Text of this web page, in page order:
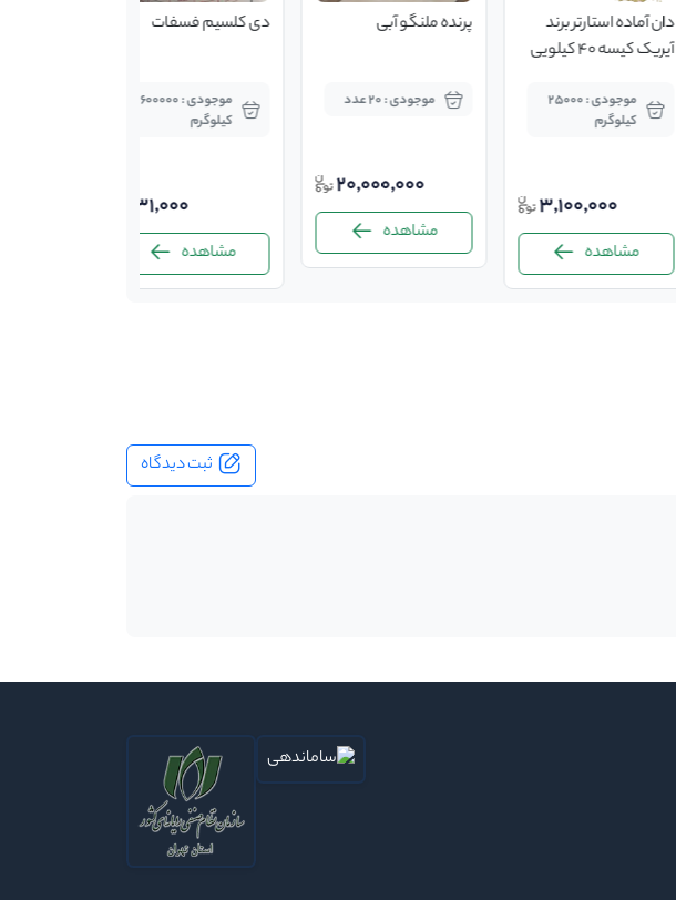
دان آماده استارتر برند
آیریک کیسه 40 کیلویی
موجودی : 25000
کیلوگرم
3,100,000
مشاهده
پرنده ملنگو آبی
موجودی : 20 عدد
20,000,000
مشاهده
دی کلسیم فسفات
موجودی : 600000
کیلوگرم
31,000
مشاهده
ثبت دیدگاه